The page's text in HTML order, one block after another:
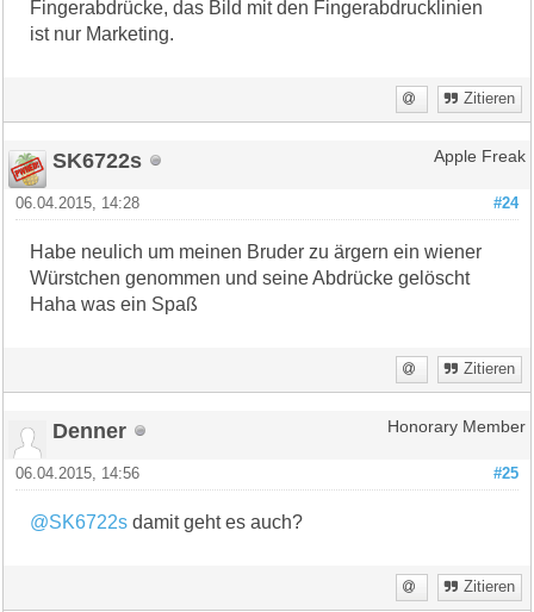
Fingerabdrücke, das Bild mit den Fingerabdrucklinien
ist nur Marketing.
Zitieren
SK6722s Apple Freak
#24
06.04.2015, 14:28
Habe neulich um meinen Bruder zu ärgern ein wiener
Würstchen genommen und seine Abdrücke gelöscht
Haha was ein Spaß
Zitieren
Denner Honorary Member
#25
06.04.2015, 14:56
@SK6722s damit geht es auch?
Zitieren